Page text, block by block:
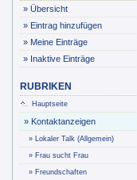
» Übersicht
» Eintrag hinzufügen
» Meine Einträge
» Inaktive Einträge
RUBRIKEN
Hauptseite
» Kontaktanzeigen
» Lokaler Talk (Allgemein)
» Frau sucht Frau
» Freundschaften